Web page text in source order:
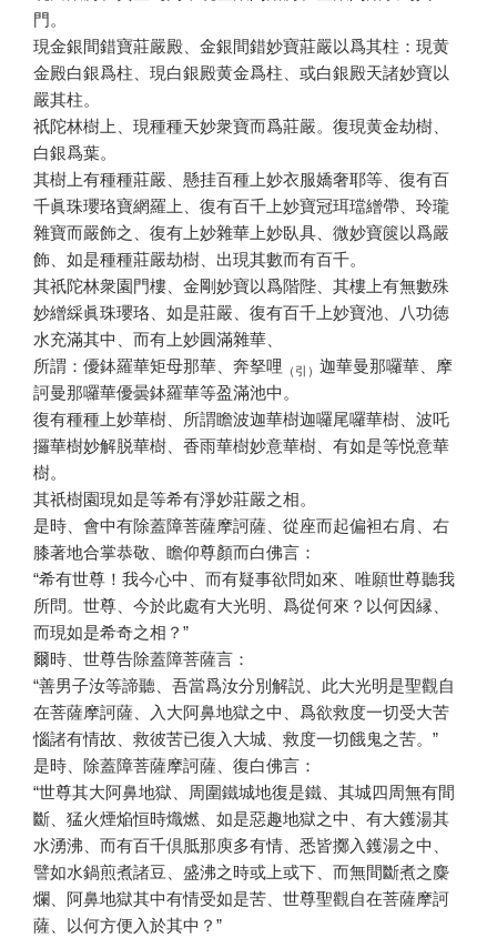
門。
現金銀間錯寶莊嚴殿、金銀間錯妙寶莊嚴以爲其柱：現黄
金殿白銀爲柱、現白銀殿黄金爲柱、或白銀殿天諸妙寶以
嚴其柱。
祇陀林樹上、現種種天妙衆寶而爲莊嚴。復現黄金劫樹、
白銀爲葉。
其樹上有種種莊嚴、懸挂百種上妙衣服嬌奢耶等、復有百
千眞珠瓔珞寶網羅上、復有百千上妙寶冠珥璫繒帶、玲瓏
雜寶而嚴飾之、復有上妙雜華上妙臥具、微妙寶篋以爲嚴
飾、如是種種莊嚴劫樹、出現其數而有百千。
其祇陀林衆園門樓、金剛妙寶以爲階陛、其樓上有無數殊
妙繒綵眞珠瓔珞、如是莊嚴、復有百千上妙寶池、八功徳
水充滿其中、而有上妙圓滿雜華、
所謂：優鉢羅華矩母那華、奔拏哩 （引） 迦華曼那囉華、摩
訶曼那囉華優曇鉢羅華等盈滿池中。
復有種種上妙華樹、所謂瞻波迦華樹迦囉尾囉華樹、波吒
攞華樹妙解脱華樹、香雨華樹妙意華樹、有如是等悦意華
樹。
其祇樹園現如是等希有淨妙莊嚴之相。
是時、會中有除蓋障菩薩摩訶薩、從座而起偏袒右肩、右
膝著地合掌恭敬、瞻仰尊顏而白佛言：
“希有世尊！我今心中、而有疑事欲問如來、唯願世尊聽我
所問。世尊、今於此處有大光明、爲從何來？以何因縁、
而現如是希奇之相？”
爾時、世尊告除蓋障菩薩言：
“善男子汝等諦聽、吾當爲汝分別解説、此大光明是聖觀自
在菩薩摩訶薩、入大阿鼻地獄之中、爲欲救度一切受大苦
惱諸有情故、救彼苦已復入大城、救度一切餓鬼之苦。”
是時、除蓋障菩薩摩訶薩、復白佛言：
“世尊其大阿鼻地獄、周圍鐵城地復是鐵、其城四周無有間
斷、猛火煙焔恒時熾燃、如是惡趣地獄之中、有大鑊湯其
水湧沸、而有百千倶胝那庾多有情、悉皆擲入鑊湯之中、
譬如水鍋煎煮諸豆、盛沸之時或上或下、而無間斷煮之麋
爛、阿鼻地獄其中有情受如是苦、世尊聖觀自在菩薩摩訶
薩、以何方便入於其中？”